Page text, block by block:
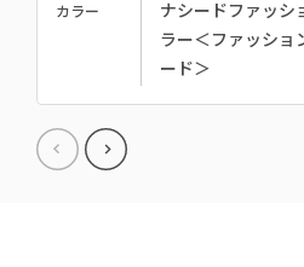
カラー
ナシードファッシ
ラー＜ファッショ
ード＞